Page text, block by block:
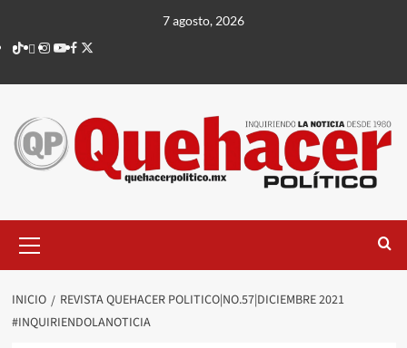
contenido
7 agosto, 2026
TikTok
threads
Instagram
Youtube
Facebook
X
principal
INICIO
REVISTA QUEHACER POLITICO|NO.57|DICIEMBRE 2021
#INQUIRIENDOLANOTICIA